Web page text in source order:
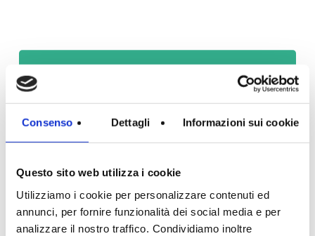
Consenso Dettagli Informazioni sui cookie
Questo sito web utilizza i cookie
Utilizziamo i cookie per personalizzare contenuti ed
annunci, per fornire funzionalità dei social media e per
analizzare il nostro traffico. Condividiamo inoltre
Lavaggio pannelli
fotovoltaici e solari
Lavaggio esterno dei lucernai
e delle vetrate